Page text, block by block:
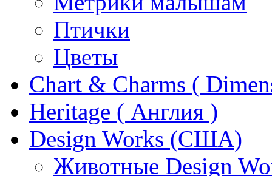
Птички
Цветы
Chart & Charms (
Heritage ( Англия )
Design Works (США)
Животные Design